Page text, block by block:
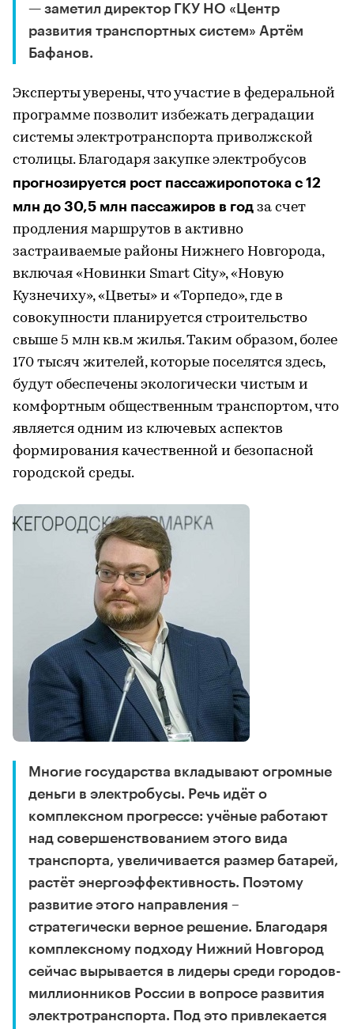
— заметил директор ГКУ НО «Центр
развития транспортных систем» Артём
Бафанов.
Эксперты уверены, что участие в федеральной
программе позволит избежать деградации
системы электротранспорта приволжской
столицы. Благодаря закупке электробусов
прогнозируется рост пассажиропотока с 12
млн до 30,5 млн пассажиров в год за счет
продления маршрутов в активно
застраиваемые районы Нижнего Новгорода,
включая «Новинки Smart City», «Новую
Кузнечиху», «Цветы» и «Торпедо», где в
совокупности планируется строительство
свыше 5 млн кв.м жилья. Таким образом, более
170 тысяч жителей, которые поселятся здесь,
будут обеспечены экологически чистым и
комфортным общественным транспортом, что
является одним из ключевых аспектов
формирования качественной и безопасной
городской среды.
Многие государства вкладывают огромные
деньги в электробусы. Речь идёт о
комплексном прогрессе: учёные работают
над совершенствованием этого вида
транспорта, увеличивается размер батарей,
растёт энергоэффективность. Поэтому
развитие этого направления –
стратегически верное решение. Благодаря
комплексному подходу Нижний Новгород
сейчас вырывается в лидеры среди городов-
миллионников России в вопросе развития
электротранспорта. Под это привлекается